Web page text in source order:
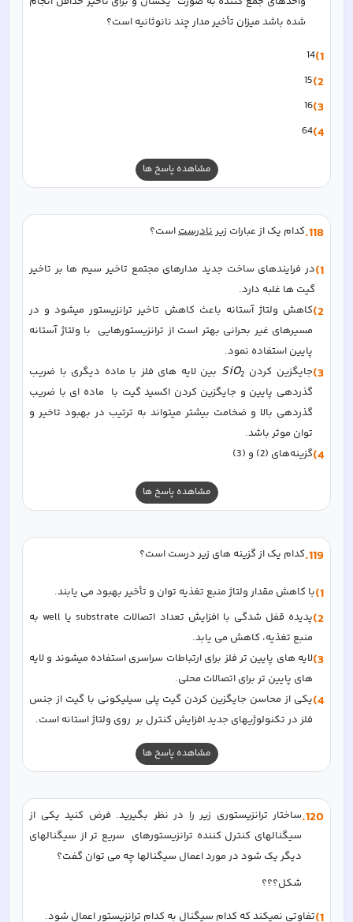
شده باشد میزان تأخیر مدار چند نانوثانیه است؟
1)
14
2)
15
3)
16
4)
64
مشاهده پاسخ ها
118
.کدام یک از عبارات زیر نادرست است؟
1)
گیت ها غلبه دارد.
2)
پایین استفاده نمود.
3) جایگزین کردن SiO2
توان موثر باشد.
4) گزینه‌های (2) و (3)
مشاهده پاسخ ها
119
.کدام یک از گزینه های زیر درست است؟
1) با کاهش مقدار ولتاژ منبع تغذیه توان و تأخیر بهبود می یابند.
2)
منبع تغذیه، کاهش می یابد.
3)
های پایین تر برای اتصالات محلی.
4)
فلز در تکنولوژیهای جدید افزایش کنترل بر  روی ولتاژ استانه است.
مشاهده پاسخ ها
120
.
دیگر یک شود در مورد اعمال سیگنالها چه می توان گفت؟
شکل؟؟؟
تفاوتی نمیکند که کدام سیگنال به کدام ترانزیستور اعمال شود.